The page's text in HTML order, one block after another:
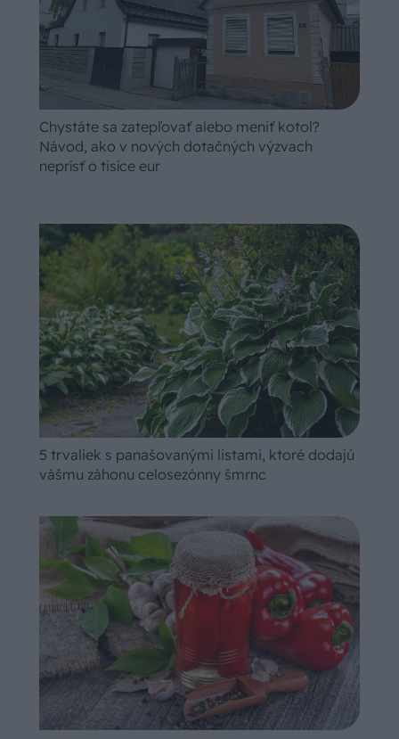
Chystáte sa zatepľovať alebo meniť kotol?
Návod, ako v nových dotačných výzvach
neprísť o tisíce eur
5 trvaliek s panašovanými listami, ktoré dodajú
vášmu záhonu celosezónny šmrnc